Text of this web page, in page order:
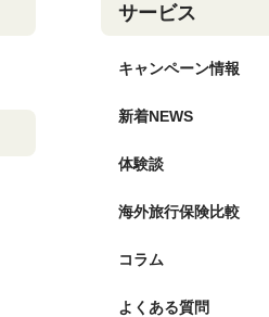
サービス
キャンペーン情報
新着NEWS
体験談
海外旅行保険比較
コラム
よくある質問